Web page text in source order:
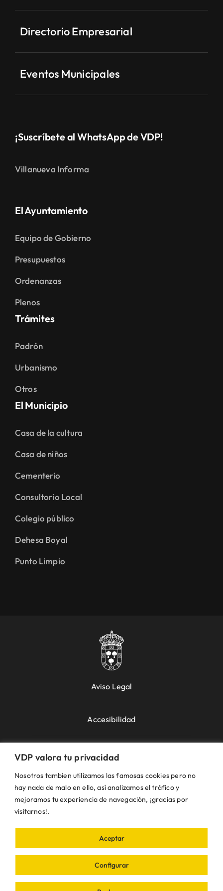
VDP valora tu privacidad
Nosotros tambien utilizamos las famosas cookies pero no
hay nada de malo en ello, así analizamos el tráfico y
mejoramos tu experiencia de navegación, ¡gracias por
visitarnos!.
Configurar
Aceptar
Directorio Empresarial
Eventos Municipales
¡Suscríbete al WhatsApp de VDP!
Villanueva Informa
El Ayuntamiento
Equipo de Gobierno
Presupuestos
Ordenanzas
Plenos
Trámites
Padrón
Urbanismo
Otros
El Municipio
Casa de la cultura
Casa de niños
Cementerio
Consultorio Local
Colegio público
Dehesa Boyal
Punto Limpio
Aviso Legal
Accesibilidad
Política de Cookies
Política de Privacidad
© VDP 2000 - 2026 •Ayuntamiento de Villanueva
Villanueva de Perales | Madrid • Todos los
derechos reservados • Diseñado con ❤ poriDEA